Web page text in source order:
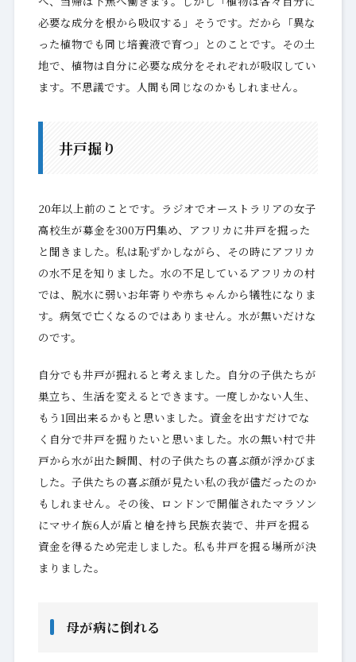
必要な成分を根から吸収する」そうです。だから「異な
った植物でも同じ培養液で育つ」とのことです。その土
地で、植物は自分に必要な成分をそれぞれが吸収してい
ます。不思議です。人間も同じなのかもしれません。
井戸掘り
20年以上前のことです。ラジオでオーストラリアの女子
高校生が募金を300万円集め、アフリカに井戸を掘った
と聞きました。私は恥ずかしながら、その時にアフリカ
の水不足を知りました。水の不足しているアフリカの村
では、脱水に弱いお年寄りや赤ちゃんから犠牲になりま
す。病気で亡くなるのではありません。水が無いだけな
のです。
自分でも井戸が掘れると考えました。自分の子供たちが
巣立ち、生活を変えるとできます。一度しかない人生、
もう1回出来るかもと思いました。資金を出すだけでな
く自分で井戸を掘りたいと思いました。水の無い村で井
戸から水が出た瞬間、村の子供たちの喜ぶ顔が浮かびま
した。子供たちの喜ぶ顔が見たい私の我が儘だったのか
もしれません。その後、ロンドンで開催されたマラソン
にマサイ族6人が盾と槍を持ち民族衣装で、井戸を掘る
資金を得るため完走しました。私も井戸を掘る場所が決
まりました。
母が病に倒れる